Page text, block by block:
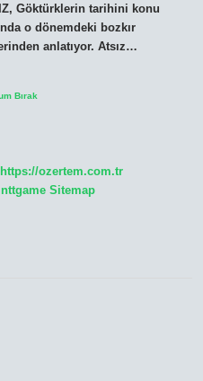
Göktürklerin tarihini konu
o dönemdeki bozkır
anlatıyor. Atsız…
Bırak
https://ozertem.com.tr
nttgame Sitemap